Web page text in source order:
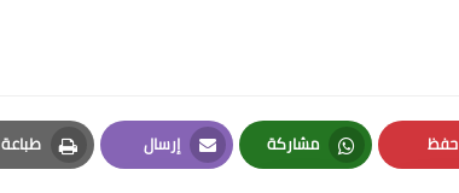
حفظ
Pinterest
مشاركة
Whatsapp
إرسال
Email
طباعة
Print